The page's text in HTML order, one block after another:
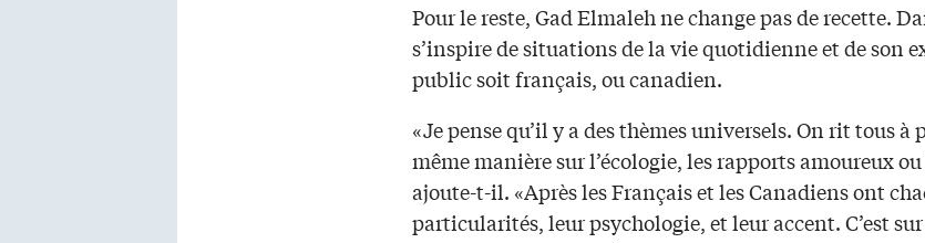
Pour le reste, Gad Elmaleh ne change pas de recette.
s’inspire de situations de la vie quotidienne et de son
public soit français, ou canadien.
«Je pense qu’il y a des thèmes universels. On rit tous à
même manière sur l’écologie, les rapports amoureux
ajoute-t-il. «Après les Français et les Canadiens ont
particularités, leur psychologie, et leur accent. C’est